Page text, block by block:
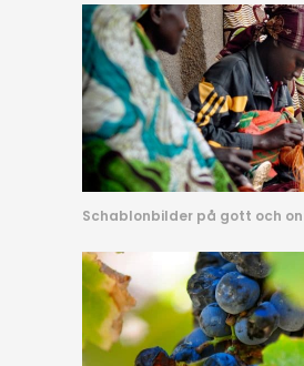
Schablonbilder på gott och